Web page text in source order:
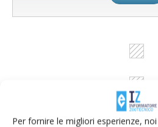
Per fornire le migliori esperienze,